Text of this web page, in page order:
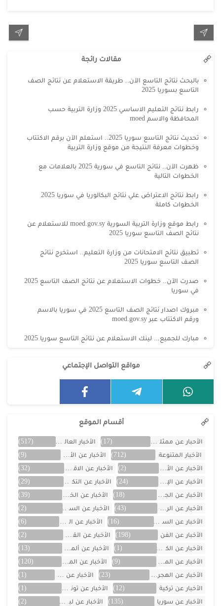
مقالات رائجة
بالبحث نتائج التاسع الآن.. طريقة الاستعلام عن نتائج الصف
التاسع بسوريا 2025
رابط نتائج التعليم الاساسي 2025 وزارة التربية حسب
المحافظة والاسم moed
تحديث نتائج التاسع سوريا 2025.. استعلم الآن برقم الاكتتاب
وخطوات معرفة النتيجة من موقع وزارة التربية
ظهرت الآن.. نتائج التاسع في سورية 2025 بالعلامات مع
الخطوات التالية
رابط نتائج الاعتراض علي نتائج البكالوريا في سوريا 2025
الخطوات كاملة
رابط موقع وزارة التربية السورية moed.gov.sy للاستعلام عن
نتائج الصف التاسع سوريا 2025
تطبيق نتائج الامتحانات من وزارة التعليم.. استخرج نتائج
الصف التاسع سوريا 2025
صدرت الآن.. خطوات الاستعلام عن نتائج الصف التاسع 2025
في سوريا
مبروك اصدار نتائج الصف التاسع 2025 في سوريا بالاسم
ورقم الاكتتاب عبر moed.gov.sy
مبارك للجميع... لينك الاستعلام عن نتائج التاسع سوريا 2025
مواقع التواصل الإجتماعي
أقسام الموقع
الأحبار عن ممثلين الخليج (17) الأخبار العالمية
(517)
الأخبار المتنوعة
(712) الأخبار عن الأردن
(9)
الأخبار عن الأفلام
(2) الأخبار عن الاقتصاد
(32)
الأخبار عن الإمارات
(24) الأخبار عن التكنولوجيا
(29)
الأخبار عن الجزائر
(18) الأخبار عن الخليج
(39)
الأخبار عن الرياضة
(43) الأخبار عن السعودية
(2)
الأخبار عن السيارات
(16) الأخبار عن العراق
(6)
الأخبار عن الفن
(198) الأخبار عن القصص
(2)
الأخبار عن الكويت
(1) الأخبار عن ألمانيا
(13)
الأخبار عن المسلسلات
(9) الأخبار عن المشاهير
(120)
الأخبار عن الهجرة والسفر
(23) الأخبار عن اليمن
(1)
الأخبار عن تركية
(12) الأخبار عن تونس
(1)
الأخبار عن سوريا
(135) الأخبار عن لبنان (2)